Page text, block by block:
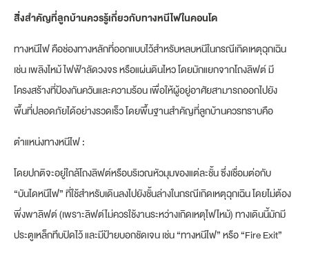
สิ่งสำคัญที่ลูกบ้านควรรู้เกี่ยวกับทางหนีไฟในคอนโด
ทางหนีไฟ คือช่องทางหลักที่ออกแบบไว้สำหรับหลบหนีในกรณีเกิดเหตุฉุกเฉิน
เช่น เพลิงไหม้ ไฟฟ้าลัดวงจร หรือแผ่นดินไหว โดยมักแยกจากโถงลิฟต์ มี
โครงสร้างที่ป้องกันควันและความร้อน เพื่อให้ผู้อยู่อาศัยสามารถออกไปยัง
พื้นที่ปลอดภัยได้อย่างรวดเร็ว โดยพื้นฐานสำคัญที่ลูกบ้านควรทราบคือ
ตำแหน่งทางหนีไฟ :
โดยปกติจะอยู่ใกล้โถงลิฟต์หรือบริเวณหัวมุมของแต่ละชั้น ซึ่งเชื่อมต่อกับ
“บันไดหนีไฟ” ที่ใช้สำหรับเดินลงไปยังชั้นล่างในกรณีเกิดเหตุฉุกเฉิน โดยไม่ต้อง
พึ่งพาลิฟต์ (เพราะลิฟต์ไม่ควรใช้งานระหว่างเกิดเหตุไฟไหม้) ทางเดินนี้มักมี
ประตูเหล็กทึบปิดไว้ และมีป้ายบอกชัดเจน เช่น “ทางหนีไฟ” หรือ “Fire Exit”